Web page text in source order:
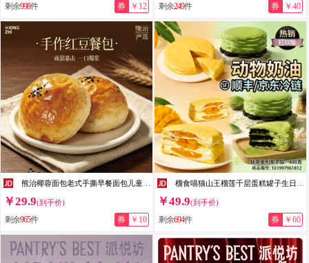
剩余998件 券 ￥12 剩余249件 券 ￥40
￥29.9(到手价)
剩余965件 券 ￥10
￥49.9(到手价)
剩余694件 券 ￥60